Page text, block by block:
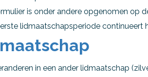
is onder andere opgenomen op
lidmaatschapsperiode
in een ander lidmaatschap